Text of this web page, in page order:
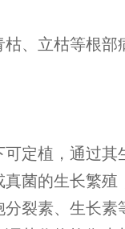
、立枯等根部
定植，通过其
菌的生长繁殖
裂素、生长素